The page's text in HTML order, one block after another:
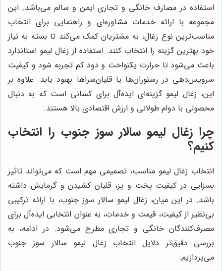
استفاده در مصارف خانگی و تجاری ایمن و سالم می‌باشد. این
مجموعه با ارائه خدمات مشاوره‌ای و راهنمایی برای انتخاب
مناسب‌ترین نوع زغال، به مشتریان کمک می‌کند تا بسته به نیاز
خود بهترین گزینه را انتخاب کنند. استفاده از زغال لیمو استاندارد
باعث می‌شود تا حرارت یکنواخت و دود کم تجربه شود و کیفیت
سرویس‌دهی در رستوران‌ها یا قلیان‌سراها بهبود یابد. علاوه بر
این، زغال لیمو گزینه‌ای ایده‌آل برای کسانی است که به دنبال
محصولی با دوام طولانی و ارزش اقتصادی بالا هستند.
چرا زغال لیمو سالار سوز جنوب را انتخاب
کنیم؟
انتخاب زغال لیمو مناسب، تصمیمی مهم است که می‌تواند تاثیر
بسزایی در کیفیت پخت و پز، قلیان کشیدن و گرمایش داشته
باشد. در این میان، زغال لیمو سالار سوز جنوب، با ارائه ترکیبی
بی‌نظیر از کیفیت، قیمت و خدمات، به عنوان انتخابی ایده‌آل برای
مصرف‌کنندگان خانگی و تجاری مطرح می‌شود. در ادامه، به
بررسی دقیق‌تر دلایل انتخاب زغال لیمو سالار سوز جنوب
می‌پردازیم: